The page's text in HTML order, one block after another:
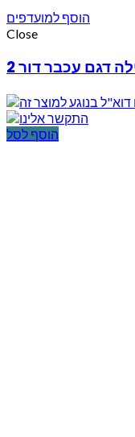
הוסף למועדפים
Close
הוסף לסל